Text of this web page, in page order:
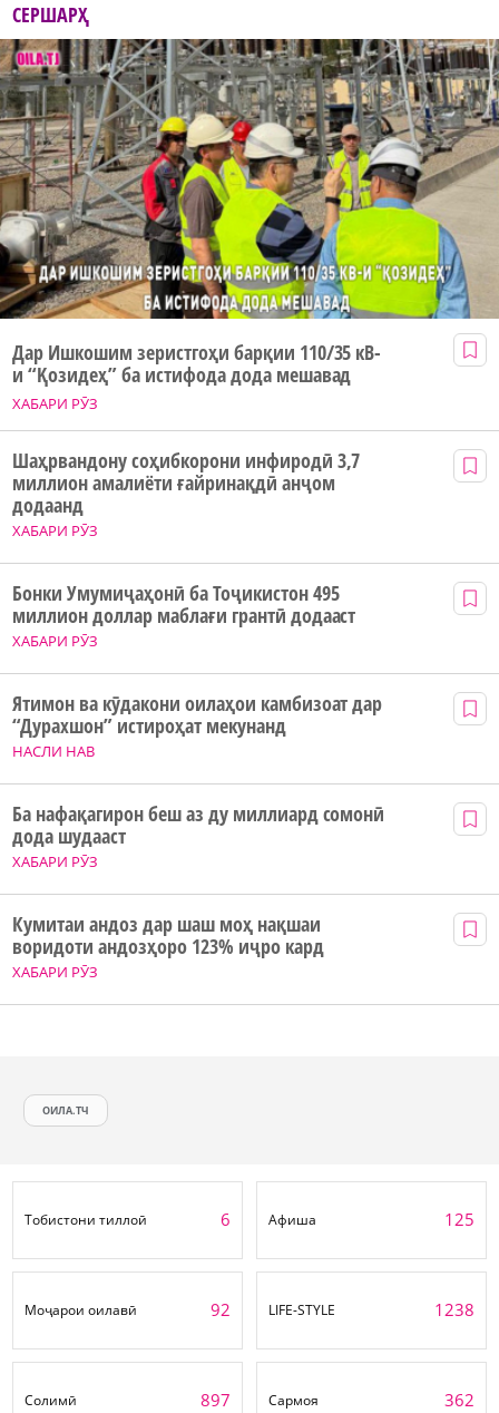
СЕРШАРҲ
ХАБАРИ РӮЗ
Дар Ишкошим зеристгоҳи барқии 110/35 кВ-
и “Қозидеҳ” ба истифода дода мешавад
ХАБАРИ РӮЗ
Шаҳрвандону соҳибкорони инфиродӣ 3,7
миллион амалиёти ғайринақдӣ анҷом
додаанд
ХАБАРИ РӮЗ
Бонки Умумиҷаҳонӣ ба Тоҷикистон 495
миллион доллар маблағи грантӣ додааст
НАСЛИ НАВ
Ятимон ва кӯдакони оилаҳои камбизоат дар
“Дурахшон” истироҳат мекунанд
ХАБАРИ РӮЗ
Ба нафақагирон беш аз ду миллиард сомонӣ
дода шудааст
ХАБАРИ РӮЗ
Кумитаи андоз дар шаш моҳ нақшаи
воридоти андозҳоро 123% иҷро кард
ОИЛА.ТЧ
Тобистони тиллоӣ 6 Афиша 125
Моҷарои оилавӣ 92 LIFE-STYLE 1238
Солимӣ 897 Сармоя 362